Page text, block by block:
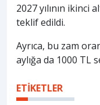
2027 yılının ikinci
teklif edildi.
Ayrıca, bu zam
aylığa da 1000 TL
ETİKETLER